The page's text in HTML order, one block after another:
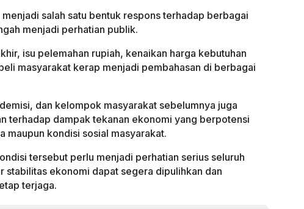
salah satu bentuk respons terhadap berbagai
menjadi perhatian publik.
isu pelemahan rupiah, kenaikan harga kebutuhan
masyarakat kerap menjadi pembahasan di berbagai
dan kelompok masyarakat sebelumnya juga
terhadap dampak tekanan ekonomi yang berpotensi
maupun kondisi sosial masyarakat.
tersebut perlu menjadi perhatian serius seluruh
stabilitas ekonomi dapat segera dipulihkan dan
terjaga.